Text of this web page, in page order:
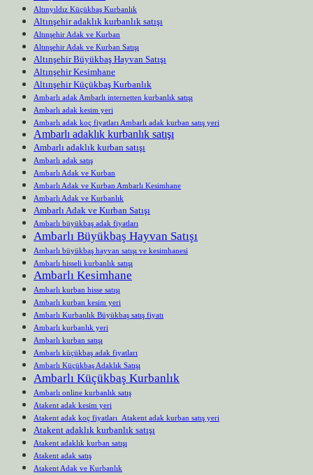
Altınyıldız Küçükbaş Kurbanlık
Altınşehir adaklık kurbanlık satışı
Altınşehir Adak ve Kurban
Altınşehir Adak ve Kurban Satışı
Altınşehir Büyükbaş Hayvan Satışı
Altınşehir Kesimhane
Altınşehir Küçükbaş Kurbanlık
Ambarlı adak Ambarlı internetten kurbanlık satışı
Ambarlı adak kesim yeri
Ambarlı adak koç fiyatları Ambarlı adak kurban satış yeri
Ambarlı adaklık kurbanlık satışı
Ambarlı adaklık kurban satışı
Ambarlı adak satış
Ambarlı Adak ve Kurban
Ambarlı Adak ve Kurban Ambarlı Kesimhane
Ambarlı Adak ve Kurbanlık
Ambarlı Adak ve Kurban Satışı
Ambarlı büyükbaş adak fiyatları
Ambarlı Büyükbaş Hayvan Satışı
Ambarlı büyükbaş hayvan satışı ve kesimhanesi
Ambarlı hisseli kurbanlık satışı
Ambarlı Kesimhane
Ambarlı kurban hisse satışı
Ambarlı kurban kesim yeri
Ambarlı Kurbanlık Büyükbaş satış fiyatı
Ambarlı kurbanlık yeri
Ambarlı kurban satışı
Ambarlı küçükbaş adak fiyatları
Ambarlı Küçükbaş Adaklık Satışı
Ambarlı Küçükbaş Kurbanlık
Ambarlı online kurbanlık satış
Atakent adak kesim yeri
Atakent adak koç fiyatları Atakent adak kurban satış yeri
Atakent adaklık kurbanlık satışı
Atakent adaklık kurban satışı
Atakent adak satış
Atakent Adak ve Kurbanlık